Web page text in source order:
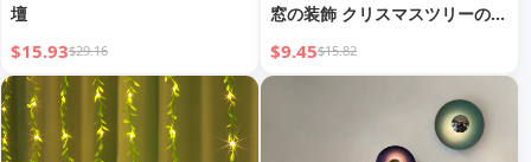
壇
$15.93$29.16
窓の装飾 クリスマスツリーのペ
ンダント フロック加工クリスマ
スボール
$9.45$15.82